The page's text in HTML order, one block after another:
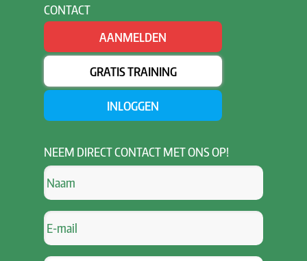
CONTACT
AANMELDEN
GRATIS TRAINING
INLOGGEN
NEEM DIRECT CONTACT MET ONS OP!